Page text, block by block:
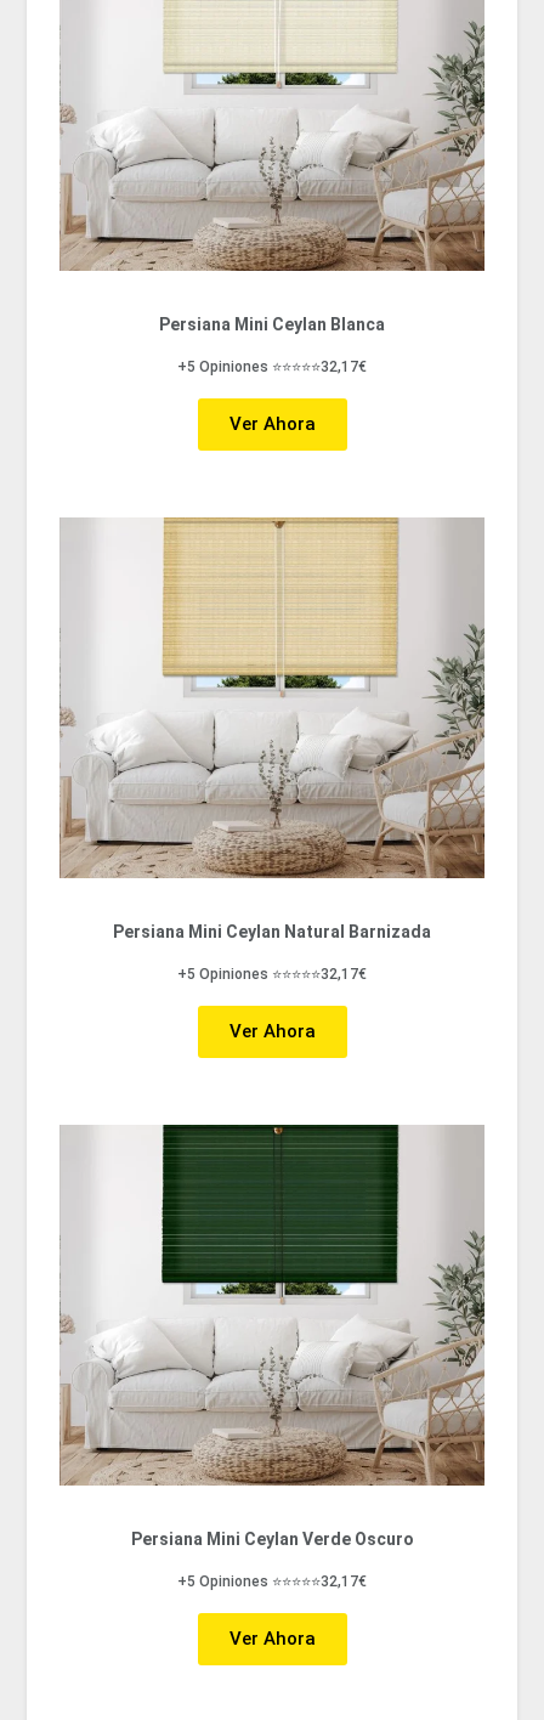
Persiana Mini Ceylan Blanca
+5 Opiniones ⭐⭐⭐⭐⭐32,17€
Ver Ahora
Persiana Mini Ceylan Natural Barnizada
+5 Opiniones ⭐⭐⭐⭐⭐32,17€
Ver Ahora
Persiana Mini Ceylan Verde Oscuro
+5 Opiniones ⭐⭐⭐⭐⭐32,17€
Ver Ahora